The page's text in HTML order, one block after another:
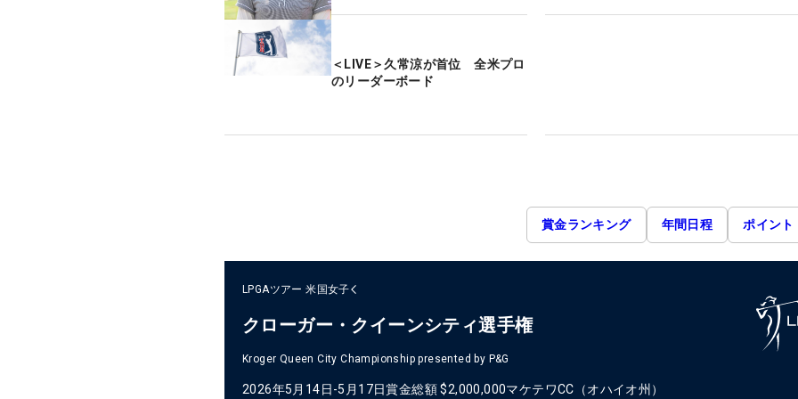
＜LIVE＞久常涼が首位 全米プロ
のリーダーボード
賞金ランキング 年間日程 ポイント
LPGAツアー 米国女子
クローガー・クイーンシティ選手権
Kroger Queen City Championship presented by P&G
2026年5月14日-5月17日賞金総額 $2,000,000マケテワCC（オハイオ州）